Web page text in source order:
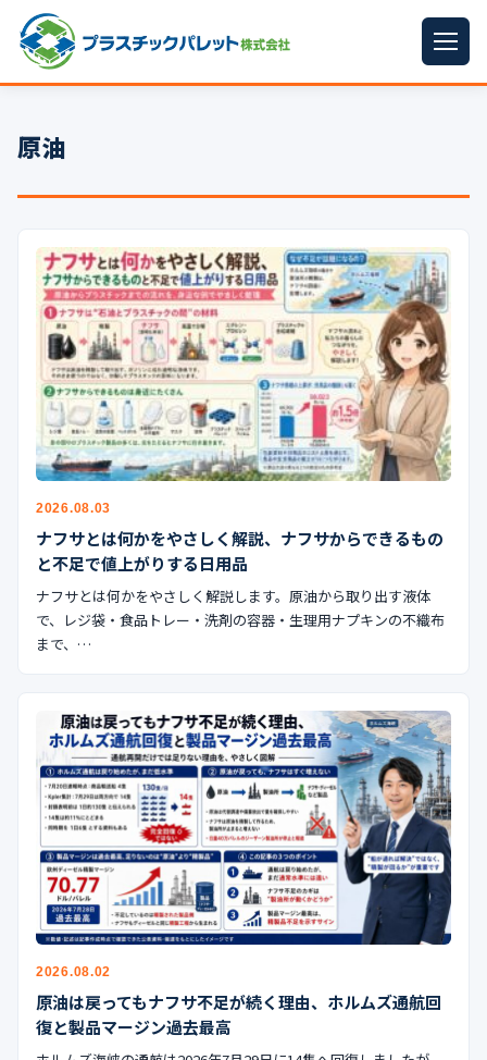
パレットサイズ
プラパレット ▼
コンテナ
中古パレット
再生原料
梱包資材
イラン情勢まとめ ▼
公式ブログ
会社案内
🇺🇸🇰🇷🇹🇼🇻🇳
原油
2026.08.03
ナフサとは何かをやさしく解説、ナフサからできるもの
と不足で値上がりする日用品
ナフサとは何かをやさしく解説します。原油から取り出す液体
で、レジ袋・食品トレー・洗剤の容器・生理用ナプキンの不織布
まで、…
2026.08.02
原油は戻ってもナフサ不足が続く理由、ホルムズ通航回
復と製品マージン過去最高